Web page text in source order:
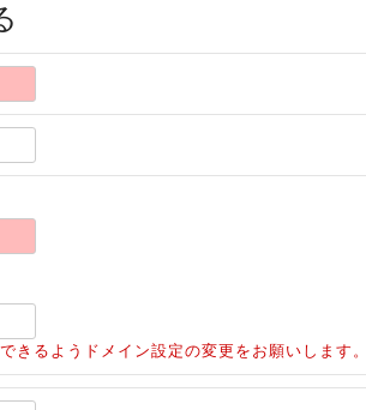
るようドメイン設定の変更をお願いします。